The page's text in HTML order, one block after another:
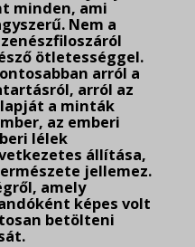
minden, ami
Nem a
ötletességgel.
arról a
arról az
a minták
az emberi
lélek
állítása,
jellemez.
amely
képes volt
betölteni